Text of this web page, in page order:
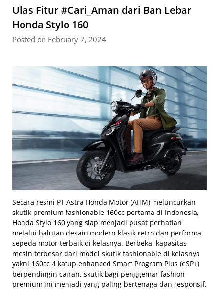
Ulas Fitur #Cari_Aman dari Ban Lebar
Honda Stylo 160
Posted on February 7, 2024
Secara resmi PT Astra Honda Motor (AHM) meluncurkan
skutik premium fashionable 160cc pertama di Indonesia,
Honda Stylo 160 yang siap menjadi pusat perhatian
melalui balutan desain modern klasik retro dan performa
sepeda motor terbaik di kelasnya. Berbekal kapasitas
mesin terbesar dari model skutik fashionable di kelasnya
yakni 160cc 4 katup enhanced Smart Program Plus (eSP+)
berpendingin cairan, skutik bagi penggemar fashion
premium ini menjadi yang paling bertenaga dan responsif.